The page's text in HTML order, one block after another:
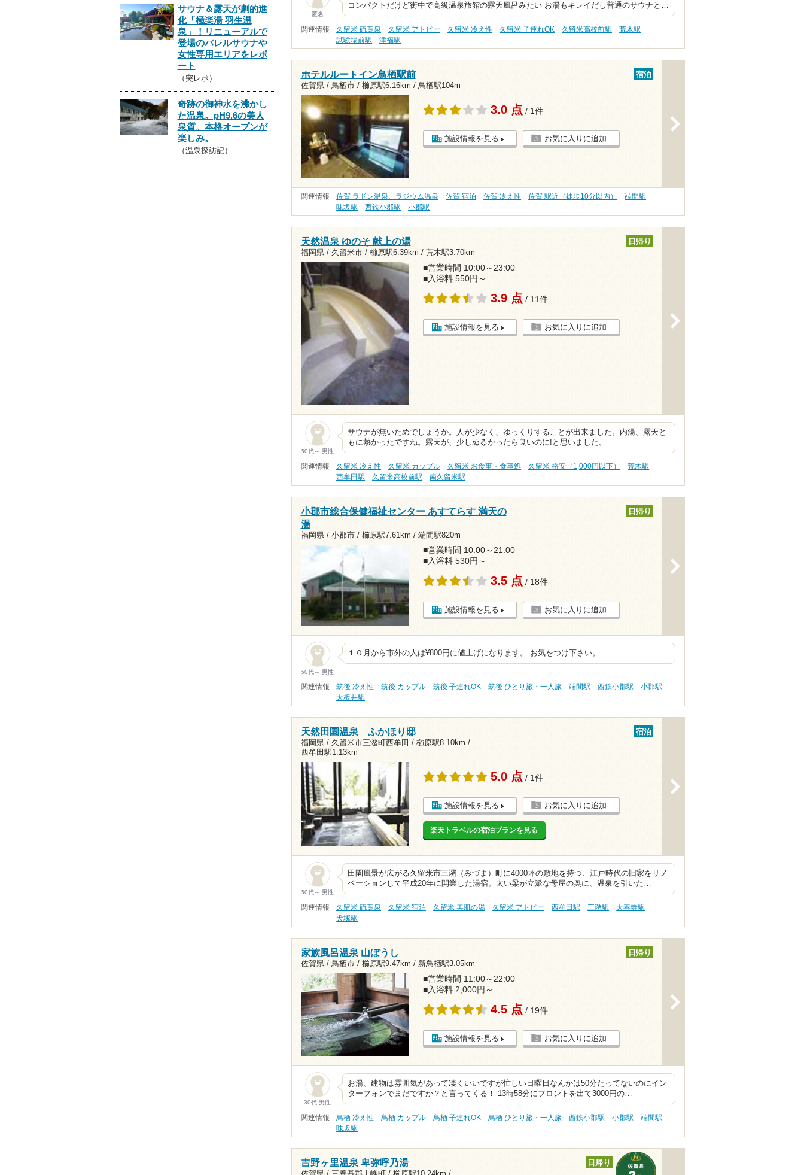
匿名
コンパクトだけど街中で高級温泉旅館の露天風呂みたい お湯もキレイだし普通のサウナと…
関連情報 久留米 硫黄泉 久留米 アトピー 久留米 冷え性 久留米 子連れOK 久留米高校前駅
荒木駅
試験場前駅
津福駅
ホテルルートイン鳥栖駅前
佐賀県 / 鳥栖市 / 櫛原駅6.16km / 鳥栖駅104m
宿泊
3.0 点 / 1件
施設情報を見る お気に入りに追加
関連情報 佐賀 ラドン温泉、ラジウム温泉 佐賀 宿泊 佐賀 冷え性 佐賀 駅近（徒歩10分以内）
端間駅
味坂駅
西鉄小郡駅 小郡駅
天然温泉 ゆのそ 献上の湯
福岡県 / 久留米市 / 櫛原駅6.39km / 荒木駅3.70km
日帰り
■営業時間 10:00～23:00
■入浴料 550円～
3.9 点 / 11件
施設情報を見る お気に入りに追加
50代～ 男性
サウナが無いためでしょうか。人が少なく、ゆっくりすることが出来ました。内湯、露天と
もに熱かったですね。露天が、少しぬるかったら良いのに!と思いました。
関連情報 久留米 冷え性 久留米 カップル 久留米 お食事・食事処 久留米 格安（1,000円以下）
荒木駅
西牟田駅
久留米高校前駅 南久留米駅
小郡市総合保健福祉センター あすてらす 満天の
湯
福岡県 / 小郡市 / 櫛原駅7.61km / 端間駅820m
日帰り
■営業時間 10:00～21:00
■入浴料 530円～
3.5 点 / 18件
施設情報を見る お気に入りに追加
50代～ 男性
１０月から市外の人は¥800円に値上げになります。 お気をつけ下さい。
関連情報 筑後 冷え性 筑後 カップル 筑後 子連れOK 筑後 ひとり旅・一人旅 端間駅 西鉄小郡駅
小郡駅
大板井駅
天然田園温泉 ふかほり邸
福岡県 / 久留米市三潴町西牟田 / 櫛原駅8.10km /
西牟田駅1.13km
宿泊
5.0 点 / 1件
施設情報を見る お気に入りに追加
楽天トラベルの宿泊プランを見る
50代～ 男性
田園風景が広がる久留米市三潴（みづま）町に4000坪の敷地を持つ、江戸時代の旧家をリノ
ベーションして平成20年に開業した湯宿。太い梁が立派な母屋の奥に、温泉を引いた…
関連情報 久留米 硫黄泉 久留米 宿泊 久留米 美肌の湯 久留米 アトピー 西牟田駅 三潴駅
大善寺駅
犬塚駅
家族風呂温泉 山ぼうし
佐賀県 / 鳥栖市 / 櫛原駅9.47km / 新鳥栖駅3.05km
日帰り
■営業時間 11:00～22:00
■入浴料 2,000円～
4.5 点 / 19件
施設情報を見る お気に入りに追加
30代 男性
お湯、建物は雰囲気があって凄くいいですが忙しい日曜日なんかは50分たってないのにイン
ターフォンでまだですか？と言ってくる！ 13時58分にフロントを出て3000円の…
関連情報 鳥栖 冷え性 鳥栖 カップル 鳥栖 子連れOK 鳥栖 ひとり旅・一人旅 西鉄小郡駅 小郡駅
端間駅
味坂駅
吉野ヶ里温泉 卑弥呼乃湯 日帰り
サウナ＆露天が劇的進
化「極楽湯 羽生温
泉」！リニューアルで
登場のバレルサウナや
女性専用エリアをレポ
ート
（突レポ）
奇跡の御神水を沸かし
た温泉。pH9.6の美人
泉質。本格オープンが
楽しみ。
（温泉探訪記）